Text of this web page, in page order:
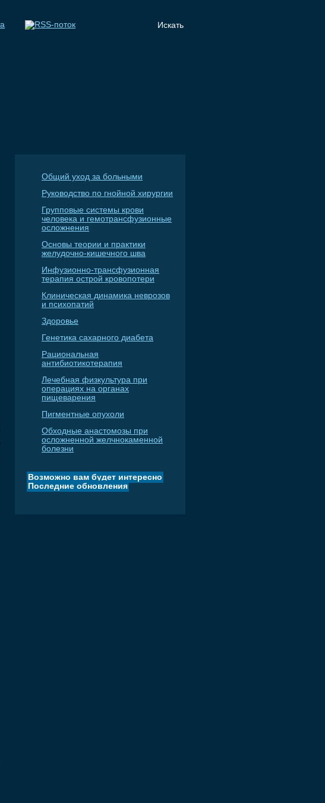
Общий уход за больными
Руководство по гнойной хирургии
Групповые системы крови
человека и гемотрансфузионные
осложнения
Основы теории и практики
желудочно-кишечного шва
Инфузионно-трансфузионная
терапия острой кровопотери
Клиническая динамика неврозов
и психопатий
Здоровье
Генетика сахарного диабета
Рациональная
антибиотикотерапия
Лечебная физкультура при
операциях на органах
пищеварения
Пигментные опухоли
Обходные анастомозы при
осложненной желчнокаменной
болезни
Возможно вам будет интересно
Последние обновления